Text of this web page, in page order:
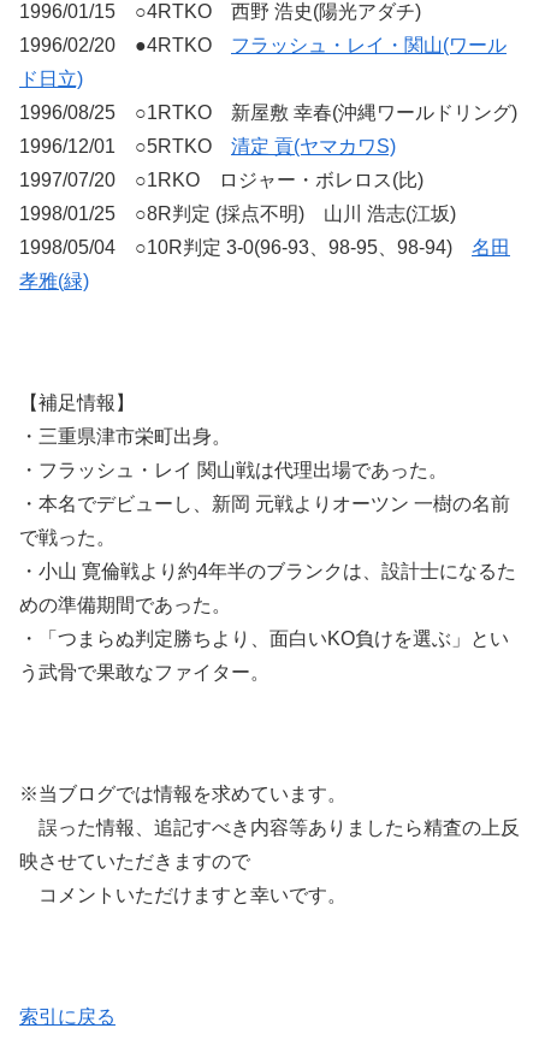
1996/01/15 ○4RTKO 西野 浩史(陽光アダチ)
1996/02/20 ●4RTKO フラッシュ・レイ・関山(ワール
ド日立)
1996/08/25 ○1RTKO 新屋敷 幸春(沖縄ワールドリング)
1996/12/01 ○5RTKO 清定 貢(ヤマカワS)
1997/07/20 ○1RKO ロジャー・ボレロス(比)
1998/01/25 ○8R判定 (採点不明) 山川 浩志(江坂)
1998/05/04 ○10R判定 3-0(96-93、98-95、98-94) 名田
孝雅(緑)
【補足情報】
・三重県津市栄町出身。
・フラッシュ・レイ 関山戦は代理出場であった。
・本名でデビューし、新岡 元戦よりオーツン 一樹の名前
で戦った。
・小山 寛倫戦より約4年半のブランクは、設計士になるた
めの準備期間であった。
・「つまらぬ判定勝ちより、面白いKO負けを選ぶ」とい
う武骨で果敢なファイター。
※当ブログでは情報を求めています。
誤った情報、追記すべき内容等ありましたら精査の上反
映させていただきますので
コメントいただけますと幸いです。
索引に戻る